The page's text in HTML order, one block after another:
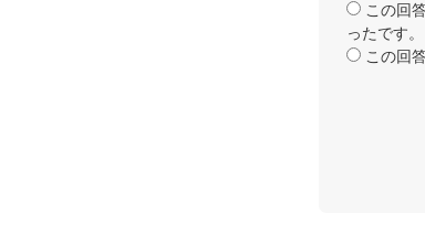
この回
ったです。
この回